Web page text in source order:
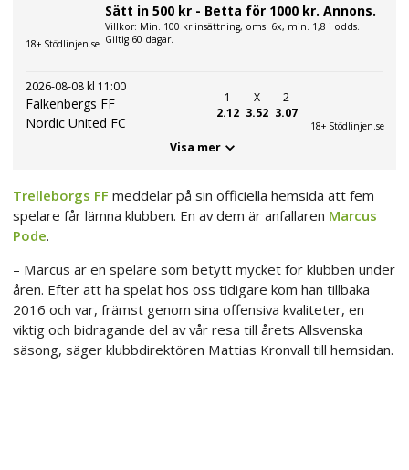
18+ Stödlinjen.se
Sätt in 500 kr - Betta för 1000 kr. Annons.
Villkor: Min. 100 kr insättning, oms. 6x, min. 1,8 i odds.
Giltig 60 dagar.
2026-08-08 kl 11:00
Falkenbergs FF
Nordic United FC
1
2.12
X
3.52
2
3.07
18+ Stödlinjen.se
Visa mer
Trelleborgs FF meddelar på sin officiella hemsida att fem
spelare får lämna klubben. En av dem är anfallaren Marcus
Pode.
– Marcus är en spelare som betytt mycket för klubben under
åren. Efter att ha spelat hos oss tidigare kom han tillbaka
2016 och var, främst genom sina offensiva kvaliteter, en
viktig och bidragande del av vår resa till årets Allsvenska
säsong, säger klubbdirektören Mattias Kronvall till hemsidan.